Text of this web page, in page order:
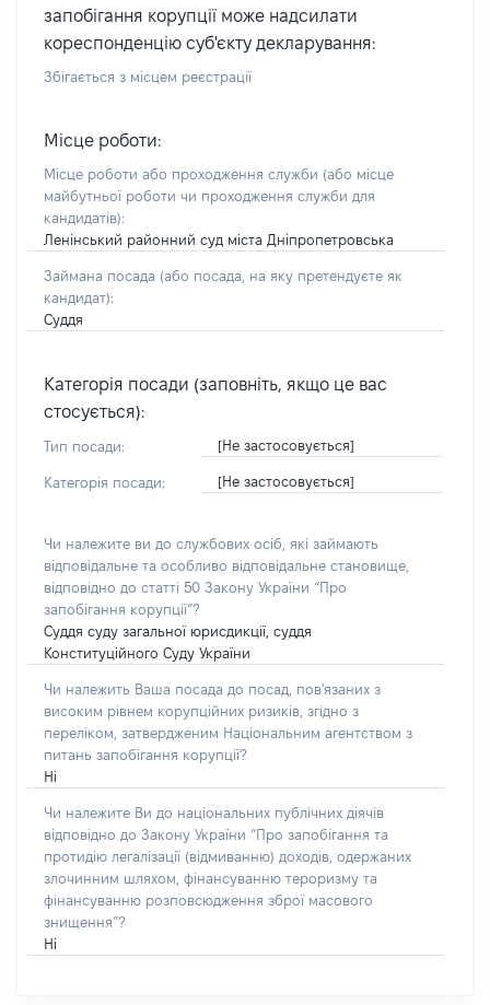
запобігання корупції може надсилати
кореспонденцію суб'єкту декларування:
Збігається з місцем реєстрації
Місце роботи:
Місце роботи або проходження служби (або місце
майбутньої роботи чи проходження служби для
кандидатів):
Ленінський районний суд міста Дніпропетровська
Займана посада (або посада, на яку претендуєте як
кандидат):
Суддя
Категорія посади (заповніть, якщо це вас
стосується):
Тип посади: [Не застосовується]
Категорія посади: [Не застосовується]
Чи належите ви до службових осіб, які займають
відповідальне та особливо відповідальне становище,
відповідно до статті 50 Закону України “Про
запобігання корупції”?
Суддя суду загальної юрисдикції, суддя
Конституційного Суду України
Чи належить Ваша посада до посад, пов'язаних з
високим рівнем корупційних ризиків, згідно з
переліком, затвердженим Національним агентством з
питань запобігання корупції?
Ні
Чи належите Ви до національних публічних діячів
відповідно до Закону України “Про запобігання та
протидію легалізації (відмиванню) доходів, одержаних
злочинним шляхом, фінансуванню тероризму та
фінансуванню розповсюдження зброї масового
знищення”?
Ні